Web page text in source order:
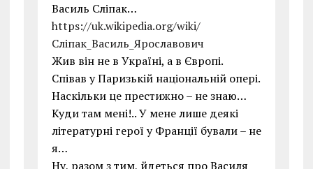
Василь Сліпак…
https://uk.wikipedia.org/wiki/
Сліпак_Василь_Ярославович
Жив він не в Україні, а в Європі.
Співав у Паризькій національній опері.
Наскільки це престижно – не знаю…
Куди там мені!.. У мене лише деякі
літературні герої у Франції бували – не
я…
Ну, разом з тим, йдеться про Василя